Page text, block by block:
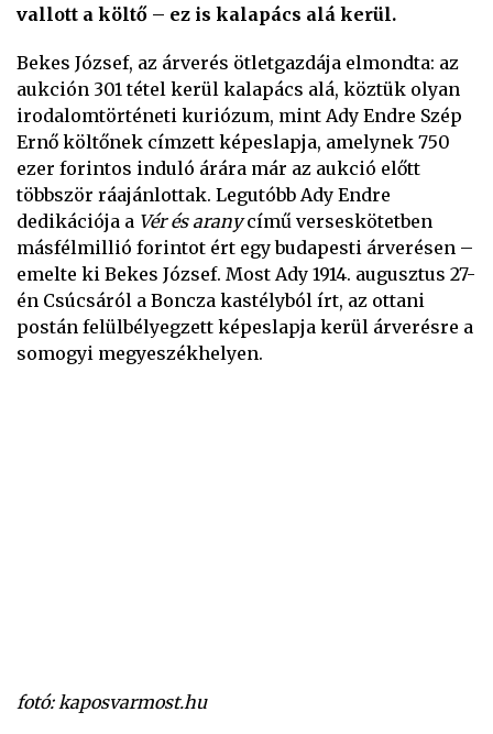
vallott a költő – ez is kalapács alá kerül.
Bekes József, az árverés ötletgazdája elmondta: az
aukción 301 tétel kerül kalapács alá, köztük olyan
irodalomtörténeti kuriózum, mint Ady Endre Szép
Ernő költőnek címzett képeslapja, amelynek 750
ezer forintos induló árára már az aukció előtt
többször ráajánlottak. Legutóbb Ady Endre
dedikációja a Vér és aranycímű verseskötetben
másfélmillió forintot ért egy budapesti árverésen –
emelte ki Bekes József. Most Ady 1914. augusztus 27-
én Csúcsáról a Boncza kastélyból írt, az ottani
postán felülbélyegzett képeslapja kerül árverésre a
somogyi megyeszékhelyen.
fotó: kaposvarmost.hu